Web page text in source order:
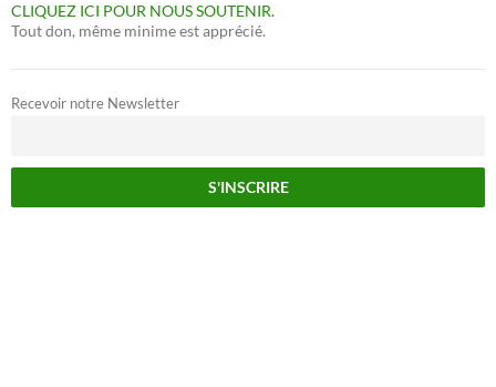
CLIQUEZ ICI POUR NOUS SOUTENIR.
Tout don, même minime est apprécié.
Recevoir notre Newsletter